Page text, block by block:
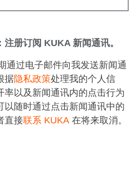
册订阅 KUKA 新闻通讯。
通过电子邮件向我发送新闻通
据隐私政策处理我的个人信
率以及新闻通讯内的点击行为
以随时通过点击新闻通讯中的
直接联系 KUKA 在将来取消。